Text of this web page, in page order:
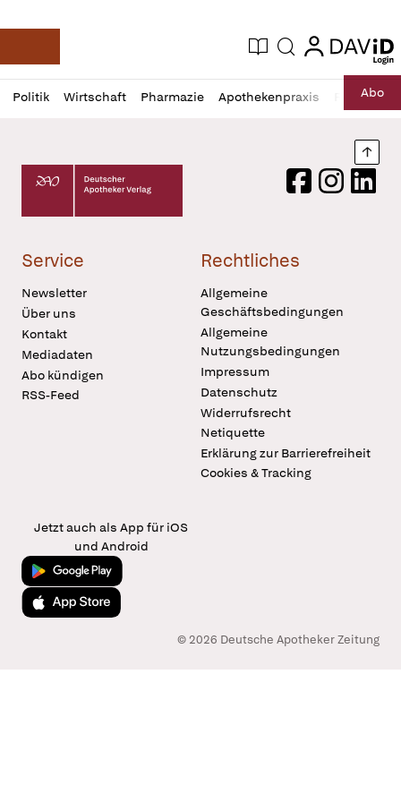
Deutsche Apotheker Zeitung
Aktuelle Ausgabe
Suche login
login
Politik Wirtschaft Pharmazie Apothekenpraxis RechtAbo
Profil
öffnen
Daz
Pur
Deutscher Apotheker Verlag Logo
FacebookInstagram
Service
Newsletter
Über uns
Kontakt
Mediadaten
Abo kündigen
RSS-Feed
Rechtliches
Allgemeine
Geschäftsbedingungen
Allgemeine
Nutzungsbedingungen
Impressum
Datenschutz
Widerrufsrecht
Netiquette
Erklärung zur Barrierefreiheit
Cookies & Tracking
Jetzt auch als App für iOS
und Android
Jetzt bei Google Play
Laden im App Store
© 2026 Deutsche Apotheker Zeitung